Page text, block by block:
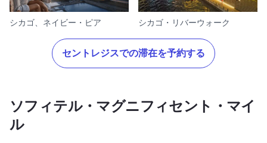
シカゴ、ネイビー・ピア シカゴ・リバーウォーク
セントレジスでの滞在を予約する
ソフィテル・マグニフィセント・マイ
ル